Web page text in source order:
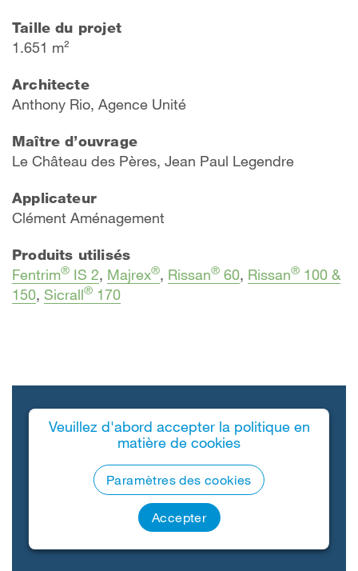
Taille du projet
1.651 m²
Architecte
Anthony Rio, Agence Unité
Maître d’ouvrage
Le Château des Pères, Jean Paul Legendre
Applicateur
Clément Aménagement
Produits utilisés
Fentrim® IS 2, Majrex®, Rissan® 60, Rissan® 100 &
150, Sicrall® 170
Veuillez d'abord accepter la politique en
matière de cookies
Paramètres des cookies
Accepter